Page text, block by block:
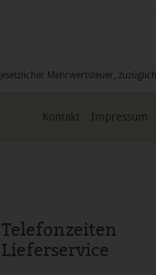
Mehrwertsteuer,
Kontakt Impressum
Telefonzeiten
Lieferservice